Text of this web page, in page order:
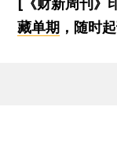
[《财新周刊》
藏单期 ，随时